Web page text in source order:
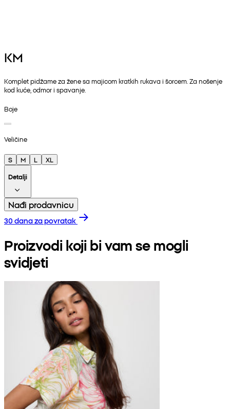
KM
Komplet pidžame za žene sa majicom kratkih rukava i šorcem. Za nošenje
kod kuće, odmor i spavanje.
Boje
Veličine
S M L
XL
Detalji
Nađi prodavnicu
30 dana za povratak
Proizvodi koji bi vam se mogli
svidjeti